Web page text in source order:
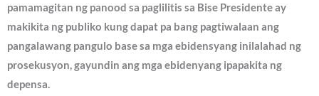
pamamagitan ng panood sa paglilitis sa Bise Presidente ay
makikita ng publiko kung dapat pa bang pagtiwalaan ang
pangalawang pangulo base sa mga ebidensyang inilalahad ng
prosekusyon, gayundin ang mga ebidenyang ipapakita ng
depensa.